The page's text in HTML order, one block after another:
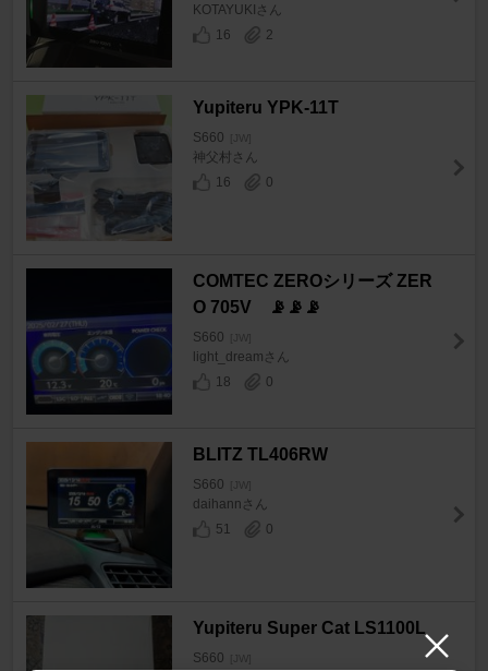
KOTAYUKIさん
16
2
Yupiteru YPK-11T
S660 [JW]
神父村さん
16
0
COMTEC ZEROシリーズ ZER
O 705V 📡📡📡
S660 [JW]
light_dreamさん
18
0
BLITZ TL406RW
S660 [JW]
daihannさん
51
0
Yupiteru Super Cat LS1100L
S660 [JW]